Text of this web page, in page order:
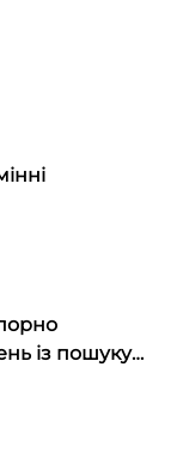
із пошуку